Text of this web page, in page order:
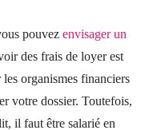
pouvez envisager un
des frais de loyer est
organismes financiers
votre dossier. Toutefois,
il faut être salarié en